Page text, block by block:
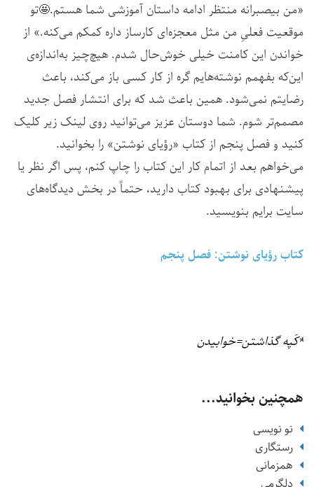
«من بیصبرانه منتظر ادامه داستان آموزشی شما هستم.🤩تو
موقعیت فعلیِ من مثل معجزه‌ای کارساز داره کمکم می‌کنه.» از
خواندن این کامنت خیلی خوش‌حال شدم. هیچ‌چیز به‌اندازه‌ی
این‌که بفهمم نوشته‌هایم گره از کار کسی باز می‌کند، باعث
رضایتم نمی‌شود. همین باعث شد که برای انتشار فصل جدید
مصمم‌تر شوم. شما دوستان عزیز می‌توانید روی لینک زیر کلیک
کنید و فصل پنجم از کتاب «رؤیای نوشتن» را بخوانید.
می‌خواهم بعد از اتمام کار این کتاب را چاپ کنم، پس اگر نظر یا
پیشنهادی برای بهبود کتاب دارید، حتماً در بخش دیدگاه‌های
سایت برایم بنویسید.
کتاب رؤیای نوشتن: فصل پنجم
*کَپه گذاشتن=خوابیدن
همچنین بخوانید...
نو نویسی
رستگاری
همزمانی